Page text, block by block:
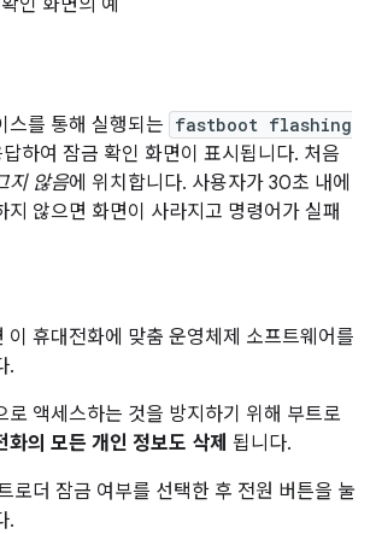
스를 통해 실행되는 fastboot flashing
하여 잠금 확인 화면이 표시됩니다. 처음
지 않음에 위치합니다. 사용자가 30초 내에
지 않으면 화면이 사라지고 명령어가 실패
이 휴대전화에 맞춤 운영체제 소프트웨어를
.
로 액세스하는 것을 방지하기 위해 부트로
화의 모든 개인 정보도 삭제 됩니다.
로더 잠금 여부를 선택한 후 전원 버튼을 눌
.